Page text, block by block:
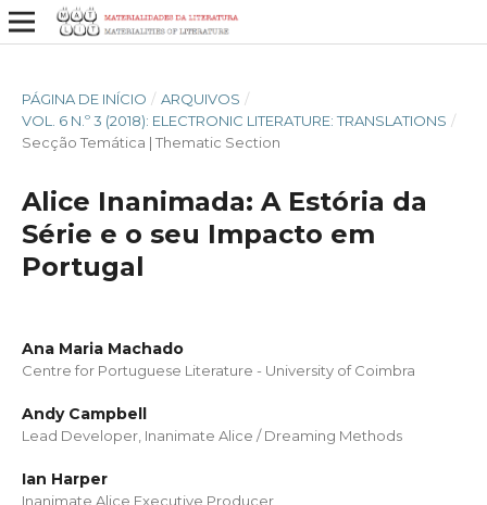
PÁGINA DE INÍCIO / ARQUIVOS /
VOL. 6 N.º 3 (2018): ELECTRONIC LITERATURE: TRANSLATIONS /
Secção Temática | Thematic Section
Alice Inanimada: A Estória da
Série e o seu Impacto em
Portugal
Ana Maria Machado
Centre for Portuguese Literature - University of Coimbra
Andy Campbell
Lead Developer, Inanimate Alice / Dreaming Methods
Ian Harper
Inanimate Alice Executive Producer